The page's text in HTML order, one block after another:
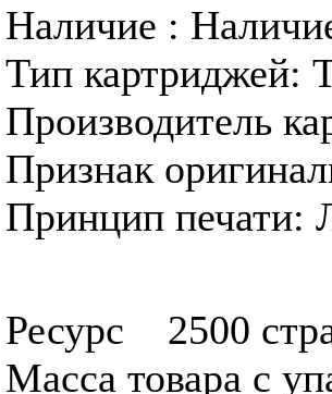
Наличие :
Тип картриджей:
Производитель
Признак
Принцип печати:
Ресурс 2500
Масса товара с